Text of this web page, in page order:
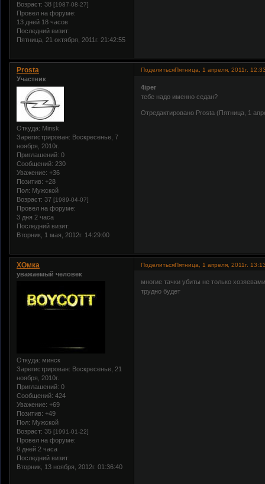
Возраст: 38 [1987-08-27]
Провел на форуме:
13 дней 18 часов
Последний визит:
Пятница, 21 октября, 2011г. 21:42:55
ПоделитьсяПятница, 1 апреля, 2011г.
Prosta
Участник
Откуда: Minsk
Зарегистрирован: Воскресенье, 7
ноября, 2010г.
Приглашений: 0
Сообщений: 230
Уважение: +36
Позитив: +28
Пол: Мужской
Возраст: 37 [1989-04-07]
Провел на форуме:
3 дня 2 часа
Последний визит:
Вторник, 1 мая, 2012г. 14:29:00
4iper
тебе надо именно седан?
Отредактировано Prosta (Пятница, 1
ПоделитьсяПятница, 1 апреля, 2011г.
ХОмка
уважаемый человек
Откуда: минск
Зарегистрирован: Воскресенье, 21
ноября, 2010г.
Приглашений: 0
Сообщений: 424
Уважение: +69
Позитив: +49
Пол: Мужской
Возраст: 35 [1991-01-22]
Провел на форуме:
9 дней 2 часа
Последний визит:
Вторник, 13 ноября, 2012г. 01:36:40
многие тачки убиты не только
трудно будет